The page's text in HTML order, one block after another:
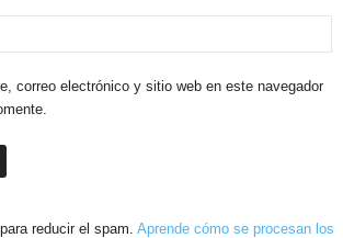
correo electrónico y sitio web en este navegador
reducir el spam. Aprende cómo se procesan los